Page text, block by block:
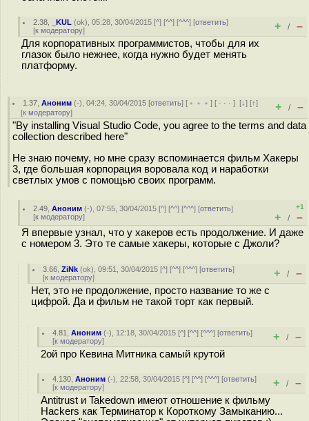
2.38 _KUL (ok), 05:28, 30/04/2015 [^] [^^] [^^^] [ответить]
[к модератору] + / –
Для корпоративных программистов, чтобы для их
глазок было нежнее, когда нужно будет менять
платформу.
1.37 ,Аноним (-), 04:24, 30/04/2015 [ответить] [ ﹢﹢﹢] [ · · ·][↓] [↑]
[к модератору] + / –
"By installing Visual Studio Code, you agree to the terms and data
collection described here"
Не знаю почему, но мне сразу вспоминается фильм Хакеры
3, где большая корпорация воровала код и наработки
светлых умов с помощью своих программ.
2.49 ,Аноним (-), 07:55, 30/04/2015 [^] [^^] [^^^] [ответить]
[к модератору]
+1
+ / –
Я впервые узнал, что у хакеров есть продолжение. И даже
с номером 3. Это те самые хакеры, которые с Джоли?
3.66 ,ZiNk (ok), 09:51, 30/04/2015 [^] [^^] [^^^] [ответить]
[к модератору] + / –
Нет, это не продолжение, просто название то же с
цифрой. Да и фильм не такой торт как первый.
4.81 ,Аноним (-), 12:18, 30/04/2015 [^] [^^] [^^^] [ответить]
[к модератору] + / –
2ой про Кевина Митника самый крутой
4.130 ,Аноним (-), 22:58, 30/04/2015 [^] [^^] [^^^] [ответить]
[к модератору] + / –
Antitrust и Takedown имеют отношение к фильму
Hackers как Терминатор к Короткому Замыканию...